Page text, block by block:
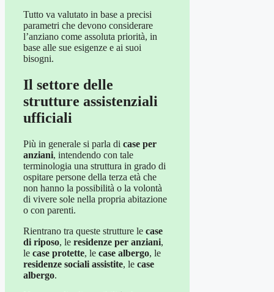
Tutto va valutato in base a precisi
parametri che devono considerare
l’anziano come assoluta priorità, in
base alle sue esigenze e ai suoi
bisogni.
Il settore delle
strutture assistenziali
ufficiali
Più in generale si parla di case per
anziani, intendendo con tale
terminologia una struttura in grado di
ospitare persone della terza età che
non hanno la possibilità o la volontà
di vivere sole nella propria abitazione
o con parenti.
Rientrano tra queste strutture le case
di riposo, le residenze per anziani,
le case protette, le case albergo, le
residenze sociali assistite, le case
albergo.